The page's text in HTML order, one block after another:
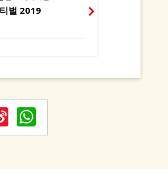
벌 2019
Sina
Weibo